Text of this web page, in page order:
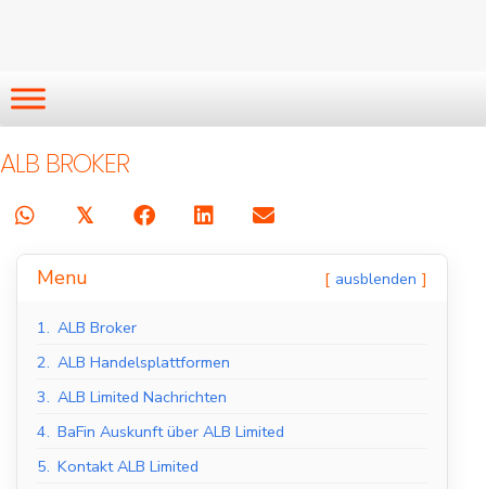
ALB BROKER
𝕏
Menu ausblenden
1. ALB Broker
2. ALB Handelsplattformen
3. ALB Limited Nachrichten
4. BaFin Auskunft über ALB Limited
5. Kontakt ALB Limited